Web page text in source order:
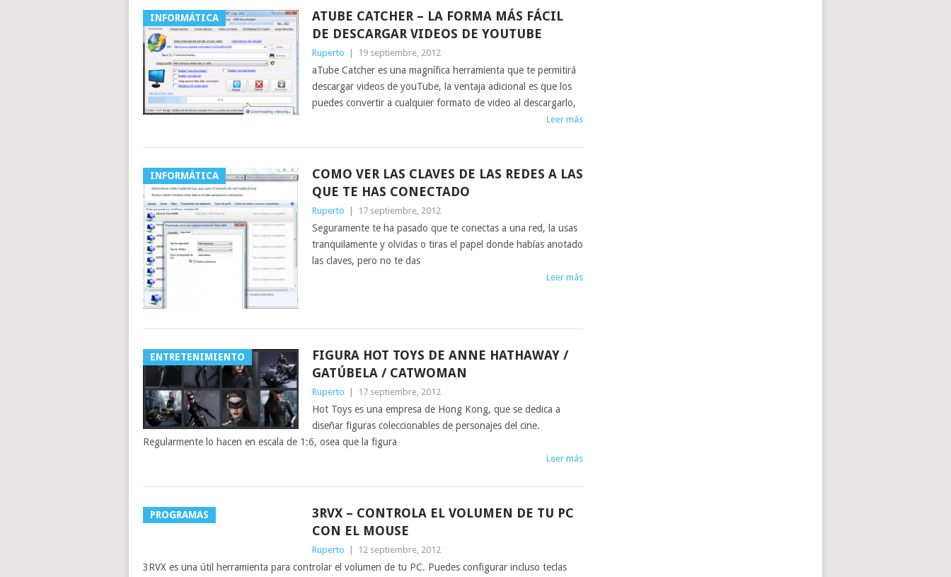
INFORMÁTICA
ATUBE CATCHER – LA FORMA MÁS FÁCIL
DE DESCARGAR VIDEOS DE YOUTUBE
Ruperto | 19 septiembre, 2012
aTube Catcher es una magnífica herramienta que te permitirá
descargar videos de youTube, la ventaja adicional es que los
puedes convertir a cualquier formato de video al descargarlo,
Leer más
INFORMÁTICA
COMO VER LAS CLAVES DE LAS REDES A LAS
QUE TE HAS CONECTADO
Ruperto | 17 septiembre, 2012
Seguramente te ha pasado que te conectas a una red, la usas
tranquilamente y olvidas o tiras el papel donde habías anotado
las claves, pero no te das
Leer más
ENTRETENIMIENTO
FIGURA HOT TOYS DE ANNE HATHAWAY /
GATÚBELA / CATWOMAN
Ruperto 17 septiembre, 2012
Hot Toys es una empresa de Hong Kong, que se dedica a
diseñar figuras coleccionables de personajes del cine.
Regularmente lo hacen en escala de 1:6, osea que la figura
Leer más
PROGRAMAS
3RVX – CONTROLA EL VOLUMEN DE TU PC
CON EL MOUSE
Ruperto 12 septiembre, 2012
3RVX es una útil herramienta para controlar el volumen de tu PC. Puedes configurar incluso teclas